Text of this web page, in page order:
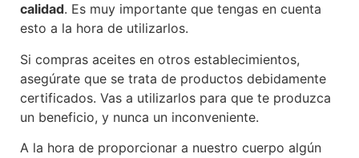
calidad. Es muy importante que tengas en cuenta
esto a la hora de utilizarlos.
Si compras aceites en otros establecimientos,
asegúrate que se trata de productos debidamente
certificados. Vas a utilizarlos para que te produzca
un beneficio, y nunca un inconveniente.
A la hora de proporcionar a nuestro cuerpo algún